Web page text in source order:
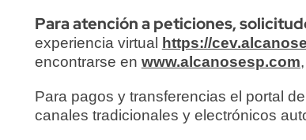
Para atención a peticiones,
experiencia virtual
https://
encontrarse en www.alcanosesp.com
Para pagos y transferencias el portal
canales tradicionales y electrónicos